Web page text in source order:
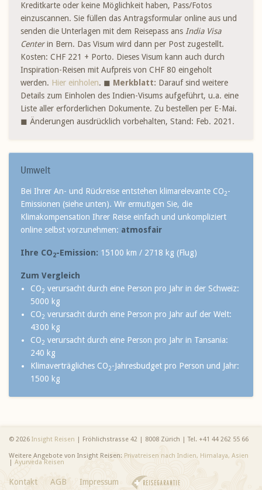
Kreditkarte oder keine Möglichkeit haben, Pass/Fotos
einzuscannen. Sie füllen das Antragsformular online aus und
senden die Unterlagen mit dem Reisepass ans India Visa
Centerin Bern. Das Visum wird dann per Post zugestellt.
Kosten: CHF 221 + Porto. Dieses Visum kann auch durch
Inspiration-Reisen mit Aufpreis von CHF 80 eingeholt
werden. Hier einholen. ◼ Merkblatt: Darauf sind weitere
Details zum Einholen des Indien-Visums aufgeführt, u.a. eine
Liste aller erforderlichen Dokumente. Zu bestellen per E-Mai.
◼ Änderungen ausdrücklich vorbehalten, Stand: Feb. 2021.
Umwelt
Bei Ihrer An- und Rückreise entstehen klimarelevante CO2-
Emissionen (siehe unten). Wir ermutigen Sie, die
Klimakompensation Ihrer Reise einfach und unkompliziert
online selbst vorzunehmen: atmosfair
Ihre CO2-Emission: 15100 km / 2718 kg (Flug)
Zum Vergleich
CO2 verursacht durch eine Person pro Jahr in der Schweiz:
5000 kg
CO2 verursacht durch eine Person pro Jahr auf der Welt:
4300 kg
CO2 verursacht durch eine Person pro Jahr in Tansania:
240 kg
Klimaverträgliches CO2-Jahresbudget pro Person und Jahr:
1500 kg
© 2026 Insight Reisen | Fröhlichstrasse 42 | 8008 Zürich | Tel. +41 44 262 55 66
Weitere Angebote von Insight Reisen: Privatreisen nach Indien, Himalaya, Asien
Ayurveda Reisen
Kontakt AGB Impressum